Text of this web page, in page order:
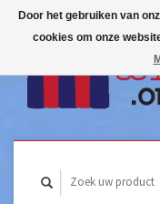
Door het gebruiken van
cookies om onze